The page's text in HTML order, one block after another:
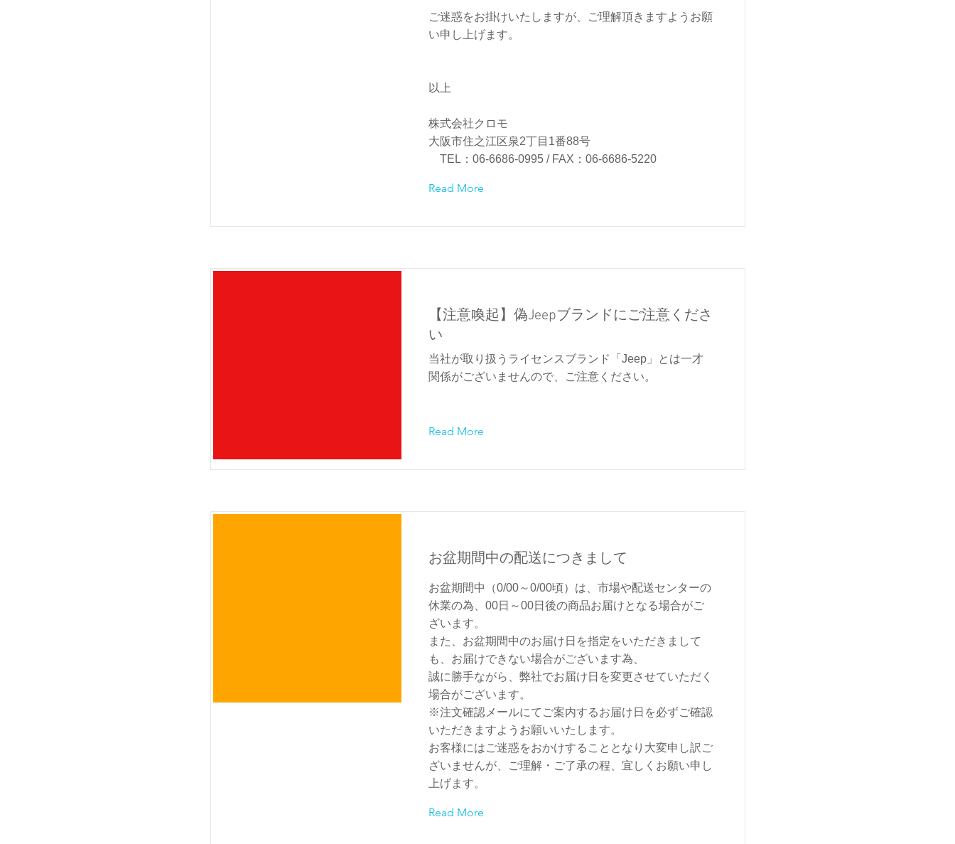
ご迷惑をお掛けいたしますが、ご理解頂きますようお願
い申し上げます。
以上
株式会社クロモ
大阪市住之江区泉2丁目1番88号
TEL：06-6686-0995 / FAX：06-6686-5220
Read More
【注意喚起】偽Jeepブランドにご注意くださ
い
当社が取り扱うライセンスブランド「Jeep」とは一才
関係がございませんので、ご注意ください。
Read More
お盆期間中の配送につきまして
お盆期間中（0/00～0/00頃）は、市場や配送センターの
休業の為、00日～00日後の商品お届けとなる場合がご
ざいます。
また、お盆期間中のお届け日を指定をいただきまして
も、お届けできない場合がございます為、
誠に勝手ながら、弊社でお届け日を変更させていただく
場合がございます。
※注文確認メールにてご案内するお届け日を必ずご確認
いただきますようお願いいたします。
お客様にはご迷惑をおかけすることとなり大変申し訳ご
ざいませんが、ご理解・ご了承の程、宜しくお願い申し
上げます。
Read More